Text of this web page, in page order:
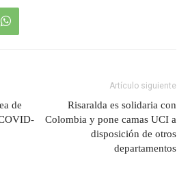
de
Artículo siguiente
Risaralda es solidaria con
Colombia y pone camas UCI a
disposición de otros
departamentos